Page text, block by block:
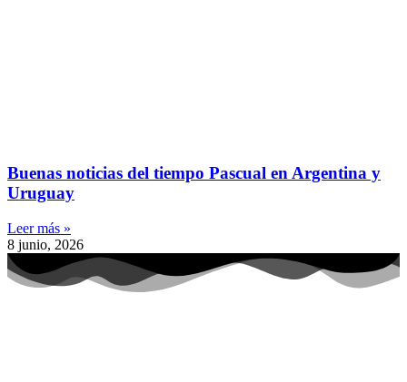
Buenas noticias del tiempo Pascual en Argentina y
Uruguay
Leer más »
8 junio, 2026